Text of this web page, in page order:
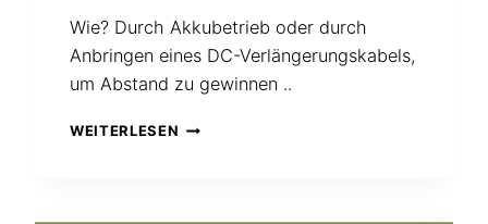
Wie? Durch Akkubetrieb oder durch
Anbringen eines DC-Verlängerungskabels,
um Abstand zu gewinnen ..
WEITERLESEN STRAHLUNGEN